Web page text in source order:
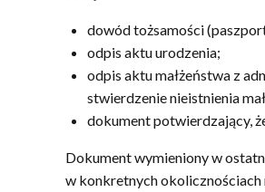
dowód tożsamości
odpis aktu urodzenia;
odpis aktu małżeństwa z
stwierdzenie nieistnienia
dokument potwierdzający,
Dokument wymieniony w
w konkretnych okolicznościach